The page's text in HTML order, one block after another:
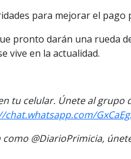
para mejorar el
pronto darán una rueda
vive en la actualidad.
tu celular. Únete al grupo
@DiarioPrimicia,